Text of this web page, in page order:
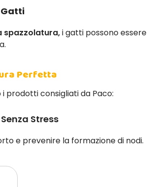
spazzolatura,i gatti possono
Perfetta
prodotti consigliati da Paco:
Stress
e prevenire la formazione di nodi.